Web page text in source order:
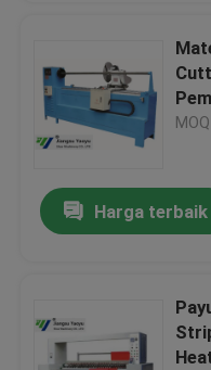
Produk
Tentang kami
Tur Pabrik
Hubungi kami
Harga terbaik